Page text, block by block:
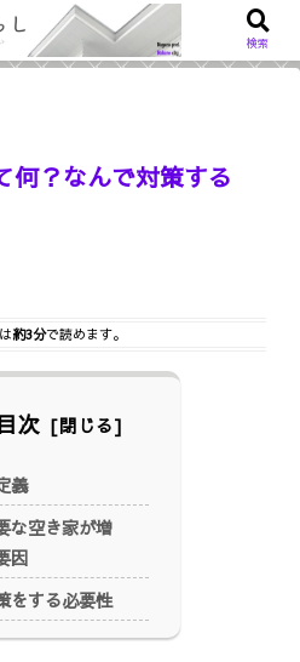
何？なんで対策する
約3分で読めます。
目次
義
な空き家が増
因
をする必要性
検索